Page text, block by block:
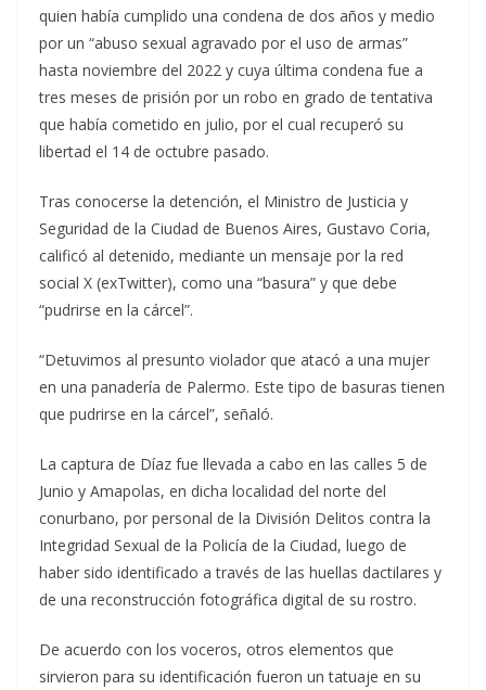
quien había cumplido una condena de dos años y medio
por un “abuso sexual agravado por el uso de armas”
hasta noviembre del 2022 y cuya última condena fue a
tres meses de prisión por un robo en grado de tentativa
que había cometido en julio, por el cual recuperó su
libertad el 14 de octubre pasado.
Tras conocerse la detención, el Ministro de Justicia y
Seguridad de la Ciudad de Buenos Aires, Gustavo Coria,
calificó al detenido, mediante un mensaje por la red
social X (exTwitter), como una “basura” y que debe
“pudrirse en la cárcel”.
“Detuvimos al presunto violador que atacó a una mujer
en una panadería de Palermo. Este tipo de basuras tienen
que pudrirse en la cárcel”, señaló.
La captura de Díaz fue llevada a cabo en las calles 5 de
Junio y Amapolas, en dicha localidad del norte del
conurbano, por personal de la División Delitos contra la
Integridad Sexual de la Policía de la Ciudad, luego de
haber sido identificado a través de las huellas dactilares y
de una reconstrucción fotográfica digital de su rostro.
De acuerdo con los voceros, otros elementos que
sirvieron para su identificación fueron un tatuaje en su